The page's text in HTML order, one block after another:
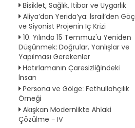
Bisiklet, Sağlık, İtibar ve Uygarlık
Aliya’dan Yerida’ya: İsrail’den Göç
ve Siyonist Projenin İç Krizi
10. Yılında 15 Temmuz'u Yeniden
Düşünmek: Doğrular, Yanlışlar ve
Yapılması Gerekenler
Hatırlamanın Çaresizliğindeki
İnsan
Persona ve Gölge: Fethullahçılık
Örneği
Akışkan Modernlikte Ahlaki
Çözülme - IV